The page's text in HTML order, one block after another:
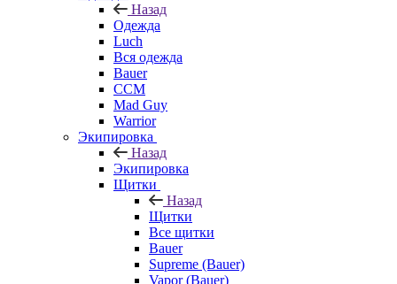
Назад
Одежда
Luch
Вся одежда
Bauer
CCM
Mad Guy
Warrior
Экипировка
Назад
Экипировка
Щитки
Назад
Щитки
Все щитки
Bauer
Supreme (Bauer)
Vapor (Bauer)